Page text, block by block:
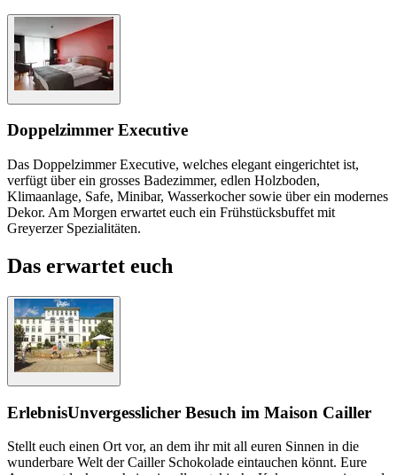
Doppelzimmer Executive
Das Doppelzimmer Executive, welches elegant eingerichtet ist,
verfügt über ein grosses Badezimmer, edlen Holzboden,
Klimaanlage, Safe, Minibar, Wasserkocher sowie über ein modernes
Dekor. Am Morgen erwartet euch ein Frühstücksbuffet mit
Greyerzer Spezialitäten.
Das erwartet euch
ErlebnisUnvergesslicher Besuch im Maison Cailler
Stellt euch einen Ort vor, an dem ihr mit all euren Sinnen in die
wunderbare Welt der Cailler Schokolade eintauchen könnt. Eure